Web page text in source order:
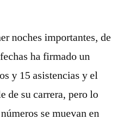
noches importantes, de
ha firmado un
y 15 asistencias y el
de su carrera, pero lo
se muevan en